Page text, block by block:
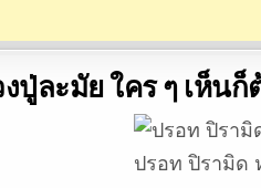
ปู่ละมัย ใคร ๆ เห็น
ปรอท ปิรามิด